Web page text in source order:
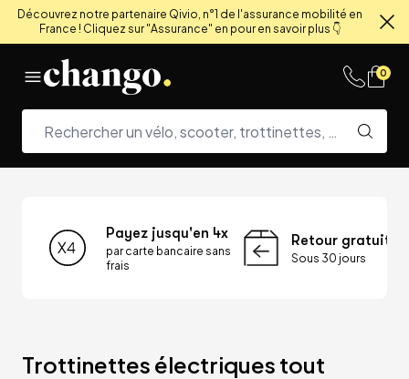
Découvrez notre partenaire Qivio, n°1 de l'assurance mobilité en
France ! Cliquez sur "Assurance" en pour en savoir plus 👇
0
Payez jusqu'en 4x
par carte bancaire sans
frais
Retour gratuit
Sous 30 jours
Trottinettes électriques tout